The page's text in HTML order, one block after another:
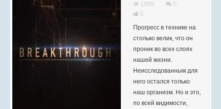
1899
0
0
Прогресс в технике на
столько велик, что он
проник во всех слоях
нашей жизни.
Неисследованным для
него остался только
наш организм. Но и это,
по всей видимости,